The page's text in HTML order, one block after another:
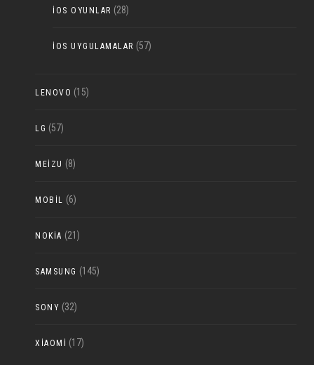
IOS OYUNLAR (28)
IOS UYGULAMALAR (57)
LENOVO (15)
LG (57)
MEIZU (8)
MOBIL (6)
NOKIA (21)
SAMSUNG (145)
SONY (32)
XIAOMI (17)